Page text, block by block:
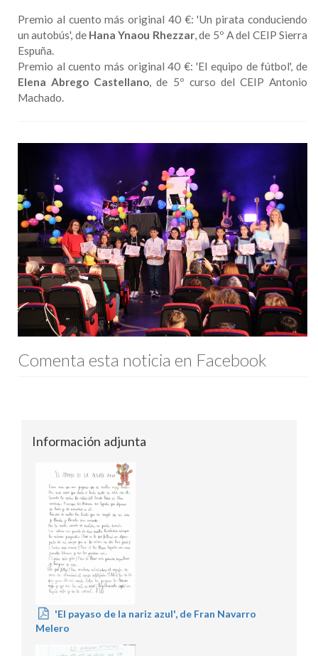
Premio al cuento más original 40 €: 'Un pirata conduciendo
un autobús', de Hana Ynaou Rhezzar, de 5º A del CEIP Sierra
Espuña.
Premio al cuento más original 40 €: 'El equipo de fútbol', de
Elena Abrego Castellano, de 5º curso del CEIP Antonio
Machado.
Comenta esta noticia en Facebook
Información adjunta
'El payaso de la nariz azul', de Fran Navarro
Melero